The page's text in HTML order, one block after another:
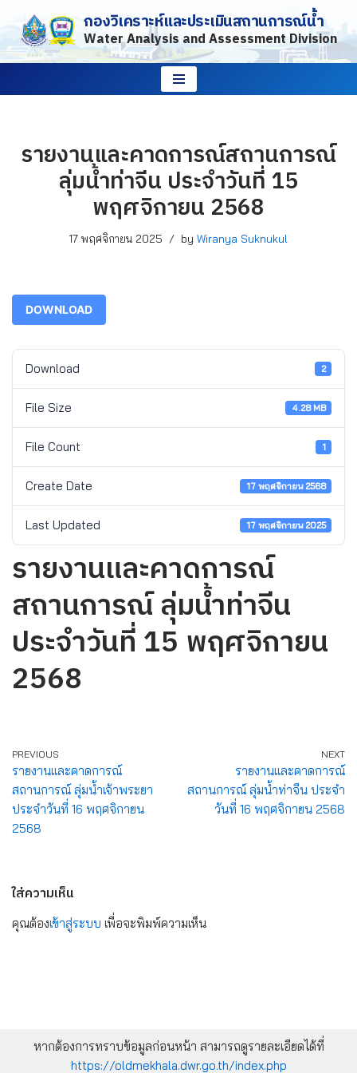
Skip
to
กองวิเคราะห์และประเมินสถานการณ์น้ำ
Water Analysis and Assessment Division
รายงานและคาดการณ์สถานการณ์
ลุ่มน้ำท่าจีน ประจำวันที่ 15
พฤศจิกายน 2568
17 พฤศจิกายน 2025 by Wiranya Suknukul
DOWNLOAD
Download 2
File Size 4.28 MB
File Count 1
Create Date 17 พฤศจิกายน 2568
Last Updated 17 พฤศจิกายน 2025
รายงานและคาดการณ์
สถานการณ์ ลุ่มน้ำท่าจีน
ประจำวันที่ 15 พฤศจิกายน
2568
PREVIOUS
รายงานและคาดการณ์
สถานการณ์ ลุ่มน้ำเจ้าพระยา
ประจำวันที่ 16 พฤศจิกายน
2568
NEXT
รายงานและคาดการณ์
สถานการณ์ ลุ่มน้ำท่าจีน ประจำ
วันที่ 16 พฤศจิกายน 2568
ใส่ความเห็น
คุณต้องเข้าสู่ระบบ เพื่อจะพิมพ์ความเห็น
หากต้องการทราบข้อมูลก่อนหน้า สามารถดูรายละเอียดได้ที่
https://oldmekhala.dwr.go.th/index.php